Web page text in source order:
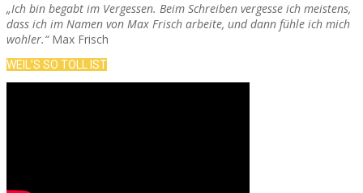
„Ich bin begabt im Vergessen. Beim Schreiben vergesse ich meistens,
dass ich im Namen von Max Frisch arbeite, und dann fühle ich mich
wohler.“Max Frisch
WEIL’S SO TOLL IST